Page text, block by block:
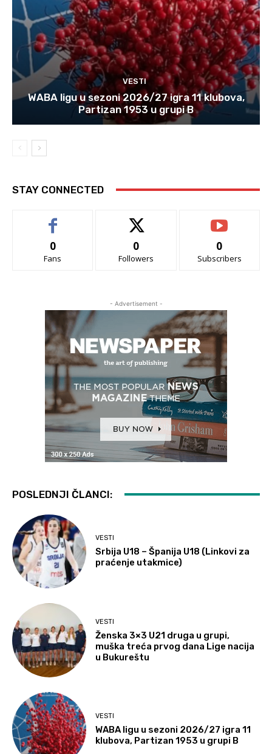
VESTI
WABA ligu u sezoni 2026/27 igra 11 klubova,
Partizan 1953 u grupi B
STAY CONNECTED
0
Fans
0
Followers
0
Subscribers
- Advertisement -
POSLEDNJI ČLANCI:
VESTI
Srbija U18 – Španija U18 (Linkovi za
praćenje utakmice)
VESTI
Ženska 3×3 U21 druga u grupi,
muška treća prvog dana Lige nacija
u Bukureštu
VESTI
WABA ligu u sezoni 2026/27 igra 11
klubova, Partizan 1953 u grupi B